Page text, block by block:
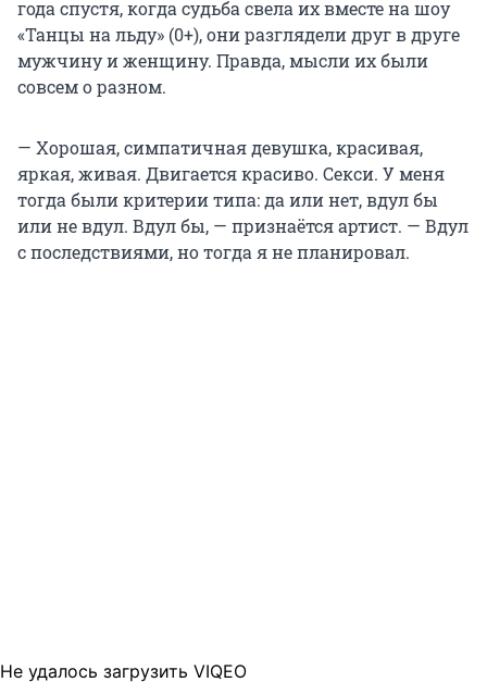
года спустя, когда судьба свела их вместе на шоу
«Танцы на льду» (0+), они разглядели друг в друге
мужчину и женщину. Правда, мысли их были
совсем о разном.
— Хорошая, симпатичная девушка, красивая,
яркая, живая. Двигается красиво. Секси. У меня
тогда были критерии типа: да или нет, вдул бы
или не вдул. Вдул бы, — признаётся артист. — Вдул
с последствиями, но тогда я не планировал.
Не удалось загрузить VIQEO